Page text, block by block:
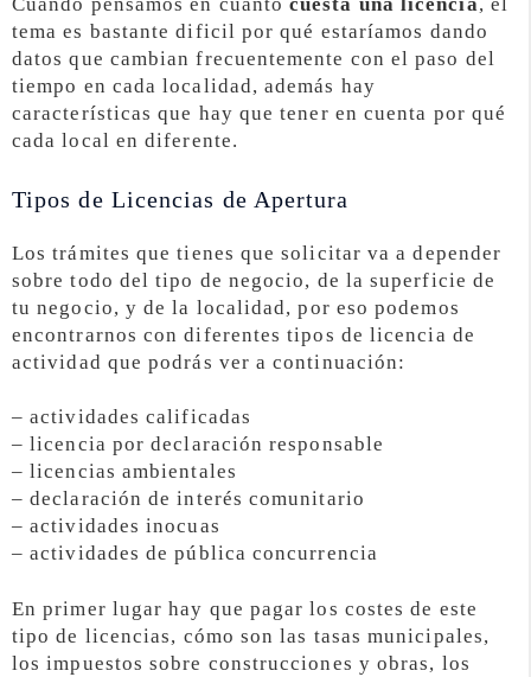
tema es bastante dificil por qué estaríamos dando
datos que cambian frecuentemente con el paso del
tiempo en cada localidad, además hay
características que hay que tener en cuenta por qué
cada local en diferente.
Tipos de Licencias de Apertura
Los trámites que tienes que solicitar va a depender
sobre todo del tipo de negocio, de la superficie de
tu negocio, y de la localidad, por eso podemos
encontrarnos con diferentes tipos de licencia de
actividad que podrás ver a continuación:
– actividades calificadas
– licencia por declaración responsable
– licencias ambientales
– declaración de interés comunitario
– actividades inocuas
– actividades de pública concurrencia
En primer lugar hay que pagar los costes de este
tipo de licencias, cómo son las tasas municipales,
los impuestos sobre construcciones y obras, los